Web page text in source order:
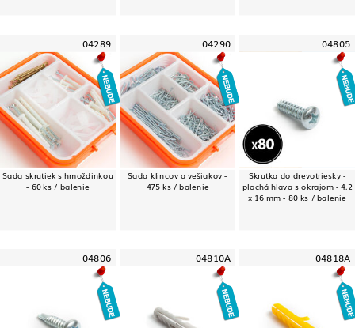
04289
Sada skrutiek s hmoždinkou
- 60 ks / balenie
04290
Sada klincov a vešiakov -
475 ks / balenie
04805
Skrutka do drevotriesky -
plochá hlava s okrajom - 4,2
x 16 mm - 80 ks / balenie
04806 04810A 04818A